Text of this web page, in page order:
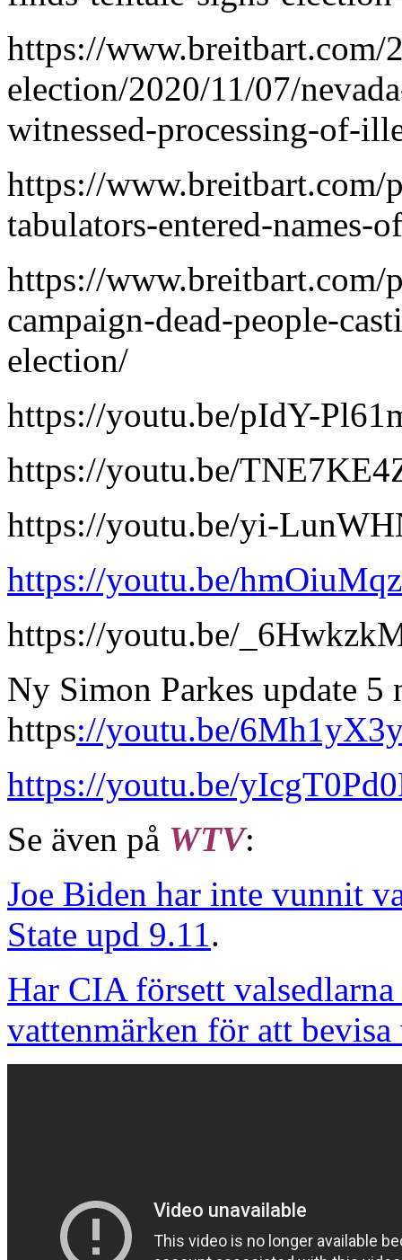
https://www.breitbart.com/
election/2020/11/07/
witnessed-processing-of-
https://
tabulators-entered-names-
https://
campaign-dead-people-
election/
https://youtu.be/pIdY-
https://youtu.be/
https://youtu.be/yi-
https://youtu.be/
https://youtu.be/
Ny Simon Parkes update 5
https://youtu.be/
https://youtu.be/
Se även på WTV:
Joe Biden har inte vunnit
State upd 9.11.
Har CIA försett
vattenmärken för att